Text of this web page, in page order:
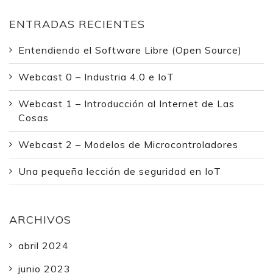
ENTRADAS RECIENTES
Entendiendo el Software Libre (Open Source)
Webcast 0 – Industria 4.0 e IoT
Webcast 1 – Introducción al Internet de Las
Cosas
Webcast 2 – Modelos de Microcontroladores
Una pequeña lección de seguridad en IoT
ARCHIVOS
abril 2024
junio 2023